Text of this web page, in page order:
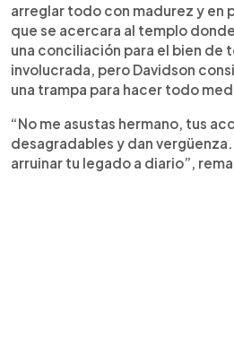
arreglar todo con madurez y en
que se acercara al templo
una conciliación para el bien de
involucrada, pero Davidson
una trampa para hacer todo
“No me asustas hermano, tus
desagradables y dan
arruinar tu legado a diario”,